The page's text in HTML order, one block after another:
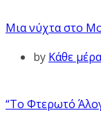
Μια νύχτα στο
by Κάθε
“Το Φτερωτό